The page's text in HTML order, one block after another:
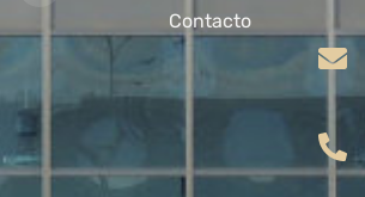
Contacto